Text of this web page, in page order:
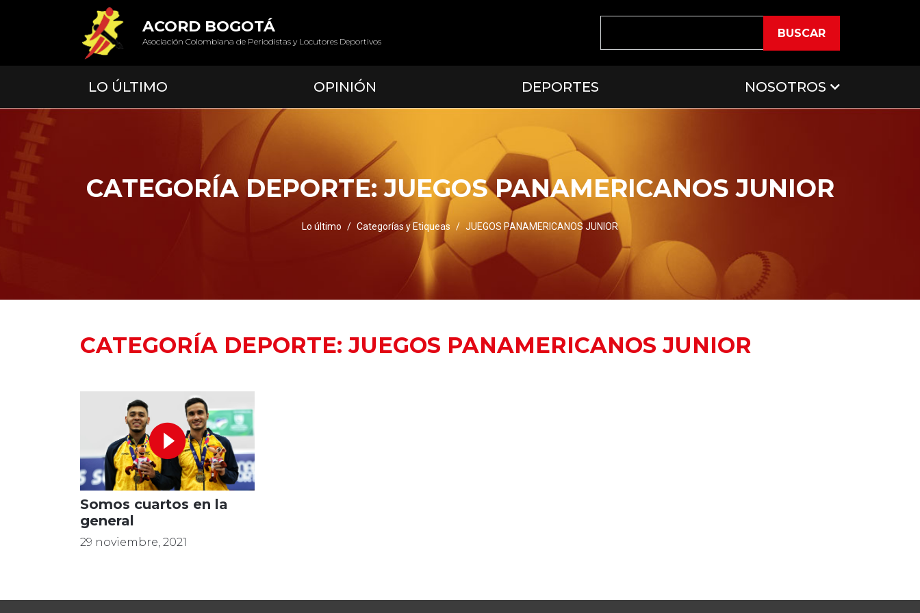
ACORD BOGOTÁ
Asociación Colombiana de Periodistas y Locutores Deportivos
BUSCAR
LO ÚLTIMO OPINIÓN DEPORTES NOSOTROS
CATEGORÍA DEPORTE:JUEGOS PANAMERICANOS JUNIOR
Lo último Categorías y Etiqueas JUEGOS PANAMERICANOS JUNIOR
CATEGORÍA DEPORTE:JUEGOS PANAMERICANOS JUNIOR
Somos cuartos en la
general
29 noviembre, 2021